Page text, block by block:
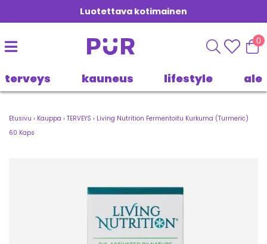
Luotettava kotimainen
0
terveys kauneus lifestyle ale
Etusivu › Kauppa › TERVEYS › Living Nutrition Fermentoitu Kurkuma (Turmeric)
60 Kaps